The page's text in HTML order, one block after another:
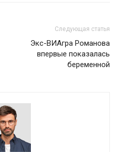
Следующая статья
Экс-ВИАгра Романова
впервые показалась
беременной